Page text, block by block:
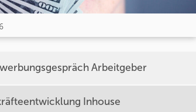
Arbeitgeber
Inhouse